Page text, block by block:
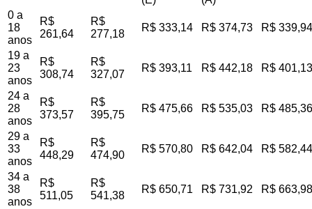
0 a
18
anos
R$
261,64
R$
277,18
R$ 333,14 R$ 374,73 R$ 339,94
19 a
23
anos
R$
308,74
R$
327,07
R$ 393,11 R$ 442,18 R$ 401,13
24 a
28
anos
R$
373,57
R$
395,75
R$ 475,66 R$ 535,03 R$ 485,36
29 a
33
anos
R$
448,29
R$
474,90
R$ 570,80 R$ 642,04 R$ 582,44
34 a
38
anos
R$
511,05
R$
541,38
R$ 650,71 R$ 731,92 R$ 663,98